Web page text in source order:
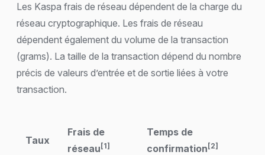
Les Kaspa frais de réseau dépendent de la charge du
réseau cryptographique. Les frais de réseau
dépendent également du volume de la transaction
(grams). La taille de la transaction dépend du nombre
précis de valeurs d’entrée et de sortie liées à votre
transaction.
Taux
Frais de
réseau [1]
Temps de
confirmation [2]